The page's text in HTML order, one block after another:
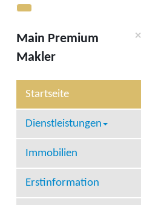
×
Main Premium
Makler
Startseite
Dienstleistungen
Immobilien
Erstinformation